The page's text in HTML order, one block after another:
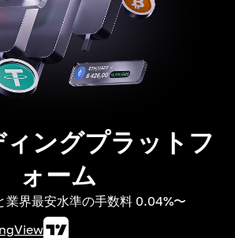
ィングプラットフ
ォーム
業界最安水準の手数料 0.04%〜